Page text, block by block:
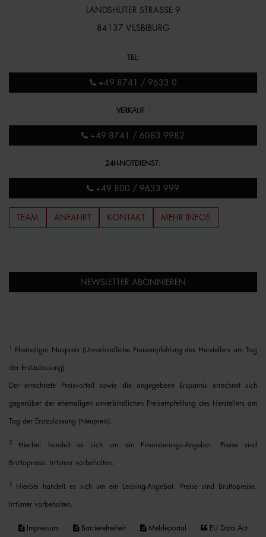
LANDSHUTER STRASSE 9
84137 VILSBIBURG
TEL :
+49 8741 / 9633 0
VERKAUF :
+49 8741 / 6083 9982
24H-NOTDIENST:
+49 800 / 9633 999
TEAM ANFAHRT KONTAKT MEHR INFOS
NEWSLETTER ABONNIEREN
Ehemaliger Neupreis (Unverbindliche Preisempfehlung des Herstellers am Tag
der Erstzulassung).
Der errechnete Preisvorteil sowie die angegebene Ersparnis errechnet sich
gegenüber der ehemaligen unverbindlichen Preisempfehlung des Herstellers am
Tag der Erstzulassung (Neupreis).
2 Hierbei handelt es sich um ein Finanzierungs-Angebot. Preise sind
Bruttopreise. Irrtümer vorbehalten.
3 Hierbei handelt es sich um ein Leasing-Angebot. Preise sind Bruttopreise.
Irrtümer vorbehalten.
Impressum Barrierefreiheit Meldeportal EU Data Act